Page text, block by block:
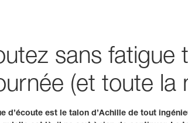
sans fatigue
(et toute la
d’écoute est le talon d’Achille de tout